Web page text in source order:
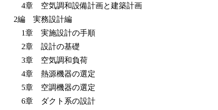
4章 空気調和設備計画と建築計画
2編 実務設計編
1章 実施設計の手順
2章 設計の基礎
3章 空気調和負荷
4章 熱源機器の選定
5章 空調機器の選定
6章 ダクト系の設計